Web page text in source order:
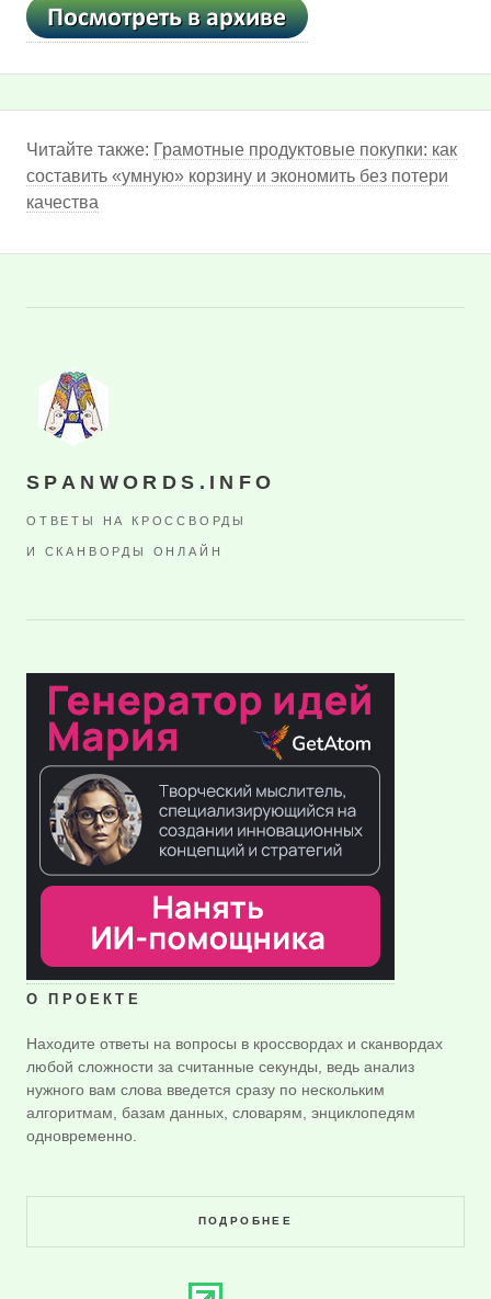
Читайте также: Грамотные продуктовые покупки: как
составить «умную» корзину и экономить без потери
качества
SPANWORDS.INFO
ОТВЕТЫ НА КРОССВОРДЫ
И СКАНВОРДЫ ОНЛАЙН
О ПРОЕКТЕ
Находите ответы на вопросы в кроссвордах и сканвордах
любой сложности за считанные секунды, ведь анализ
нужного вам слова введется сразу по нескольким
алгоритмам, базам данных, словарям, энциклопедям
одновременно.
ПОДРОБНЕЕ